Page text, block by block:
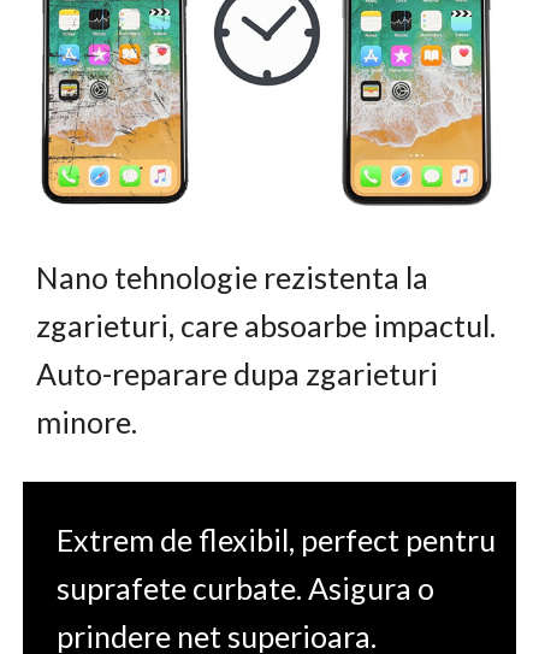
Nano tehnologie rezistenta la
zgarieturi, care absoarbe impactul.
Auto-reparare dupa zgarieturi
minore.
Extrem de flexibil, perfect pentru
suprafete curbate. Asigura o
prindere net superioara.